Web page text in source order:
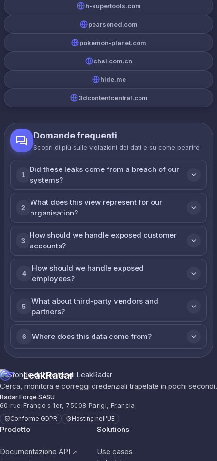
h-supertools.com
pearsoned.com
pokemon-planet.com
chsi.com.cn
hide.me
3dcontentcentral.com
Domande frequenti
Scopri di più sulle violazioni dei dati e su come реагire
1
Did these leaks come from a breach of our
systems?
2
What does this view represent for our
organisation?
3
How should we handle exposed customer
accounts?
4
How should we handle exposed
employees?
5
What about third-party vendors and
partners?
6 Where does this data come from?
LeakRadar
Cerca, monitora e correggi credenziali trapelate in pochi secondi.
Radar Forge SASU
60 rue François 1er, 75008 Parigi, Francia
Conforme GDPR Hosting nell'UE
Prodotto
Documentazione API ↗
Solutions
Use cases